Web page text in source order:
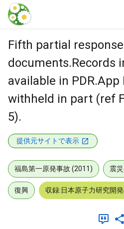
本文に飛ぶ
Fifth partial
documents.Records
available in PDR.App
withheld in part (ref
5).
提供元サイトで表示
福島第一原発事故 (2011) 震
復興 収録:日本原子力研究開